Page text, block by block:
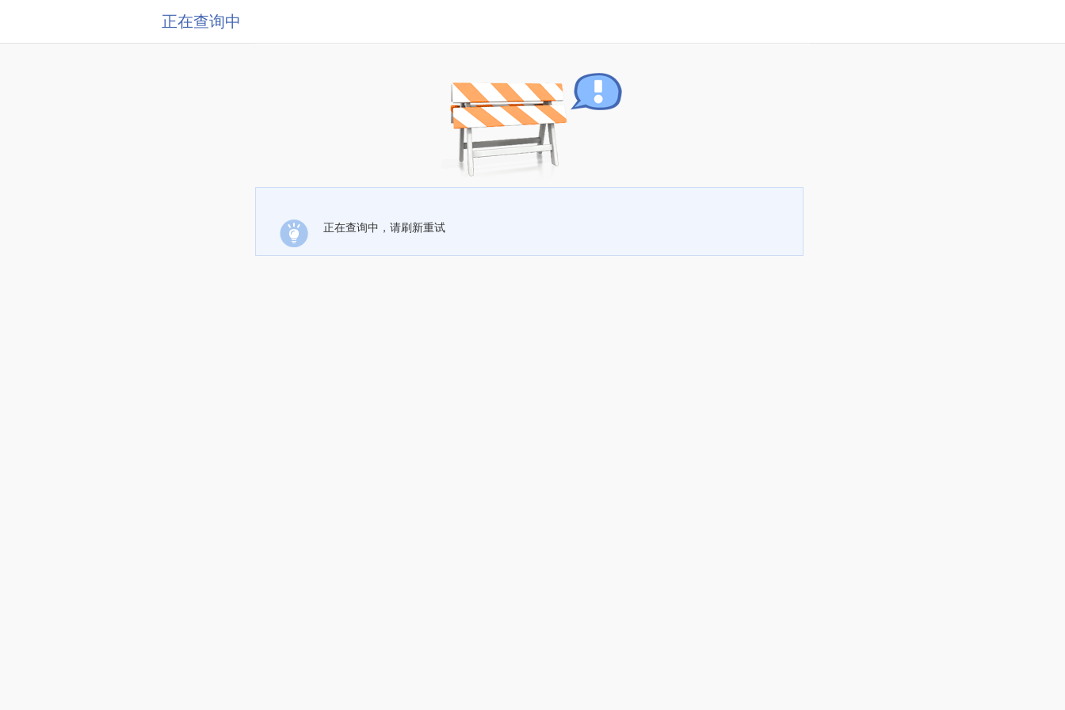
正在查询中
正在查询中，请刷新重试